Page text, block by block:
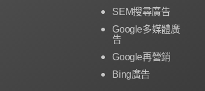
SEM搜尋廣告
Google多媒體廣
告
Google再營銷
Bing廣告